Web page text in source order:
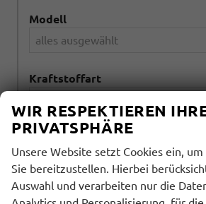
Modell
alles ausgewählt
Kraftstoffart
Getriebeart
alles ausgewählt
WIR RESPEKTIEREN
PRIVATSPHÄRE
Unsere Website setzt Cookies ein,
Sie bereitzustellen. Hierbei
Auswahl und verarbeiten nur die